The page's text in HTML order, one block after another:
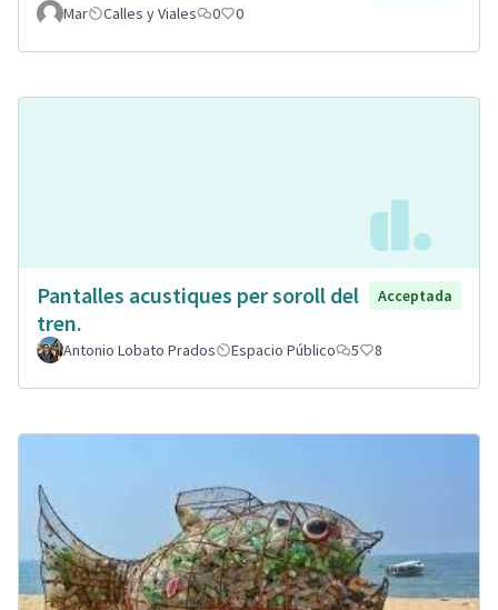
Mar
Calles y Viales 0 0
Pantalles acustiques per soroll del
tren.
Acceptada
Antonio Lobato Prados Espacio Público 5 8